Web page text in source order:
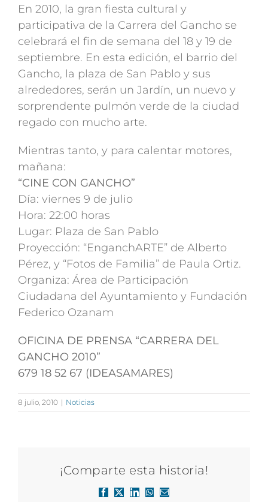
En 2010, la gran fiesta cultural y
participativa de la Carrera del Gancho se
celebrará el fin de semana del 18 y 19 de
septiembre. En esta edición, el barrio del
Gancho, la plaza de San Pablo y sus
alrededores, serán un Jardín, un nuevo y
sorprendente pulmón verde de la ciudad
regado con mucho arte.
Mientras tanto, y para calentar motores,
mañana:
“CINE CON GANCHO”
Día: viernes 9 de julio
Hora: 22:00 horas
Lugar: Plaza de San Pablo
Proyección: “EnganchARTE” de Alberto
Pérez, y “Fotos de Familia” de Paula Ortiz.
Organiza: Área de Participación
Ciudadana del Ayuntamiento y Fundación
Federico Ozanam
OFICINA DE PRENSA “CARRERA DEL
GANCHO 2010”
679 18 52 67 (IDEASAMARES)
8 julio, 2010 | Noticias
¡Comparte esta historia!
Facebook
X LinkedInWhatsApp
Correo